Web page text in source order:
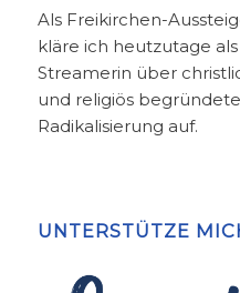
Als Freikirchen-
kläre ich heutzutage
Streamerin über
und religiös
Radikalisierung auf.
UNTERSTÜTZE